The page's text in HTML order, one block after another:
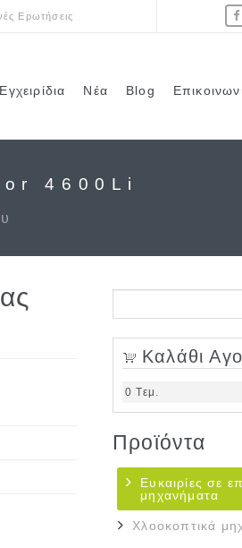
Ερωτήσεις
Εγχειρίδια Νέα Blog
4600Li
Φόρμα
Καλάθι
0 Τεμ.
Προϊόντα
Ευκαιρίες σε
μηχανήματα
Χλοοκοπτικά